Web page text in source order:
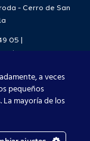
- Cerro de San
05 |
a veces
pequeños
mayoría de los